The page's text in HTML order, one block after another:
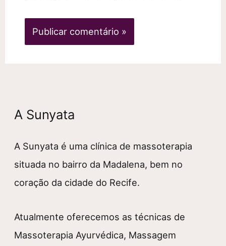
A Sunyata
A Sunyata é uma clínica de massoterapia
situada no bairro da Madalena, bem no
coração da cidade do Recife.
Atualmente oferecemos as técnicas de
Massoterapia Ayurvédica, Massagem